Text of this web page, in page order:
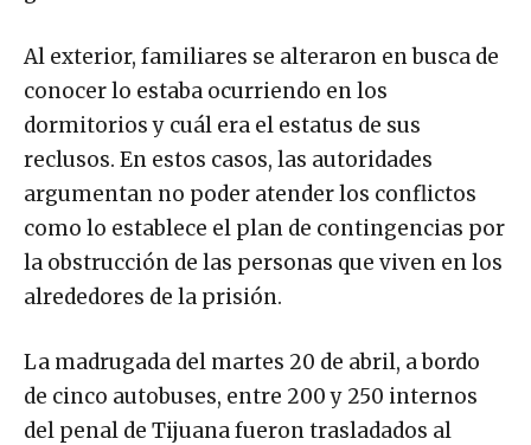
Al exterior, familiares se alteraron en busca de
conocer lo estaba ocurriendo en los
dormitorios y cuál era el estatus de sus
reclusos. En estos casos, las autoridades
argumentan no poder atender los conflictos
como lo establece el plan de contingencias por
la obstrucción de las personas que viven en los
alrededores de la prisión.
La madrugada del martes 20 de abril, a bordo
de cinco autobuses, entre 200 y 250 internos
del penal de Tijuana fueron trasladados al